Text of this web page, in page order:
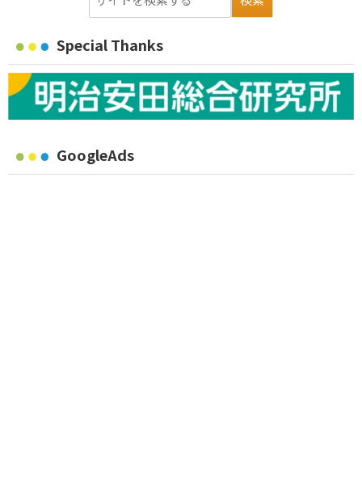
Special Thanks
GoogleAds